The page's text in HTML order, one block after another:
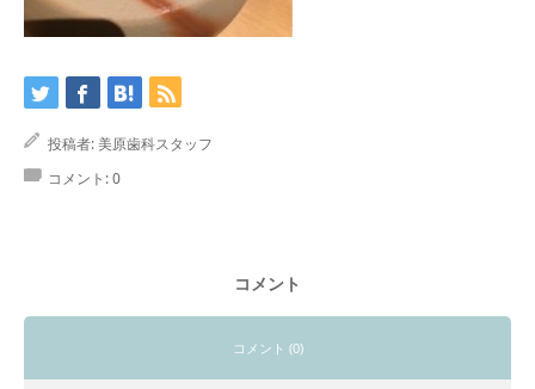
投稿者:美原歯科スタッフ
コメント:0
コメント
コメント (0)